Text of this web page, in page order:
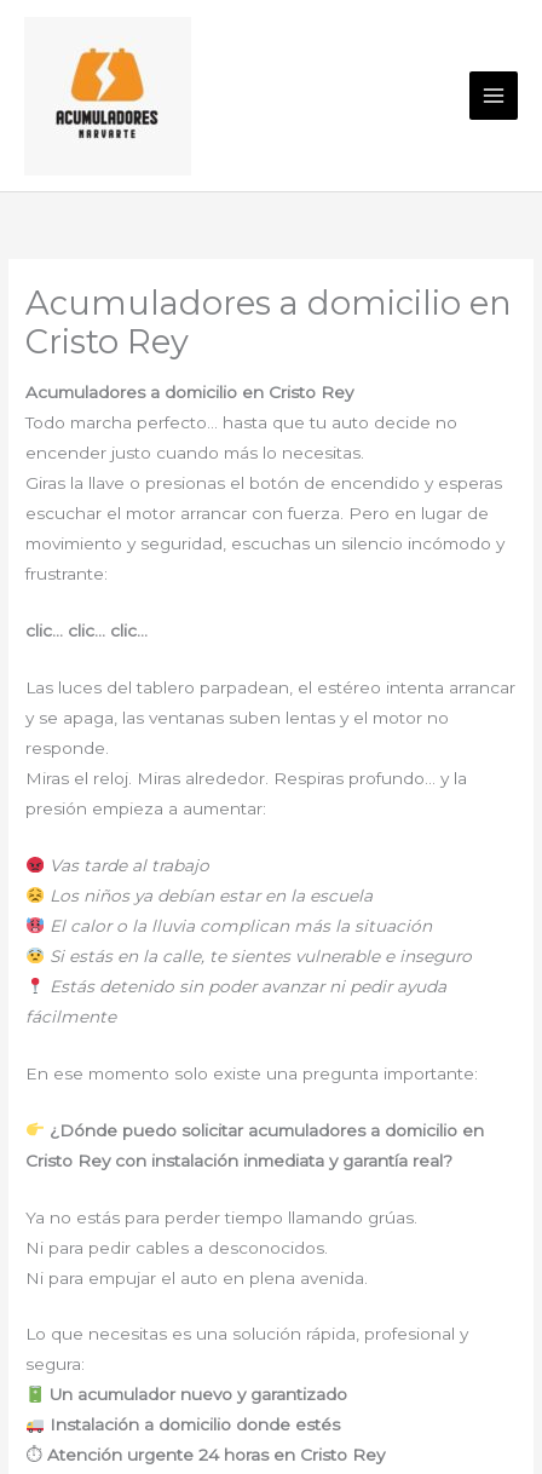
contenido
Acumuladores a domicilio en
Cristo Rey
Acumuladores a domicilio en Cristo Rey
Todo marcha perfecto… hasta que tu auto decide no
encender justo cuando más lo necesitas.
Giras la llave o presionas el botón de encendido y esperas
escuchar el motor arrancar con fuerza. Pero en lugar de
movimiento y seguridad, escuchas un silencio incómodo y
frustrante:
clic… clic… clic…
Las luces del tablero parpadean, el estéreo intenta arrancar
y se apaga, las ventanas suben lentas y el motor no
responde.
Miras el reloj. Miras alrededor. Respiras profundo… y la
presión empieza a aumentar:
Vas tarde al trabajo
Los niños ya debían estar en la escuela
El calor o la lluvia complican más la situación
Si estás en la calle, te sientes vulnerable e inseguro
Estás detenido sin poder avanzar ni pedir ayuda
fácilmente
En ese momento solo existe una pregunta importante:
¿Dónde puedo solicitar acumuladores a domicilio en
Cristo Rey con instalación inmediata y garantía real?
Ya no estás para perder tiempo llamando grúas.
Ni para pedir cables a desconocidos.
Ni para empujar el auto en plena avenida.
Lo que necesitas es una solución rápida, profesional y
segura:
Un acumulador nuevo y garantizado
Instalación a domicilio donde estés
⏱Atención urgente 24 horas en Cristo Rey